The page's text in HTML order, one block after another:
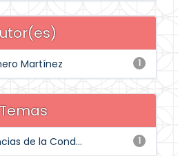
1
Martínez
Temas
1
de la Cond...